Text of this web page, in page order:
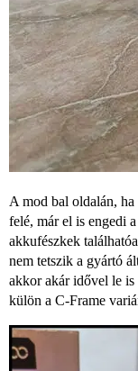
A mod bal oldalán,
felé, már el is engedi
akkufészkek
nem tetszik a gyártó
akkor akár idővel le is
külön a C-Frame